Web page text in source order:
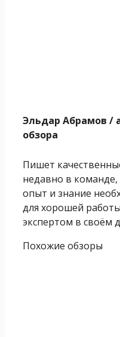
Эльдар Абрамов /
обзора
Пишет
недавно в
опыт и знание
для хорошей
экспертом в своём
Похожие обзоры